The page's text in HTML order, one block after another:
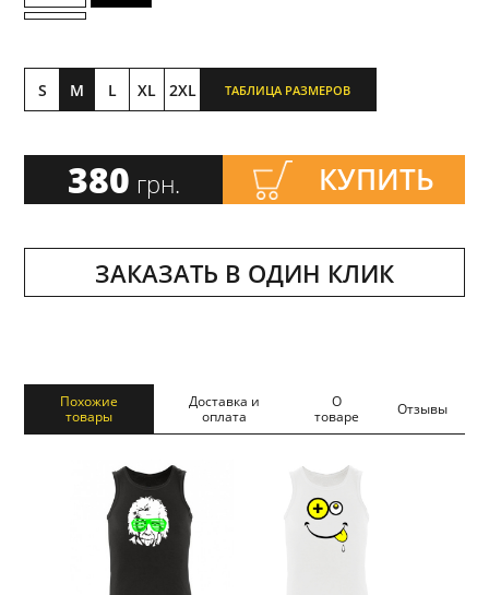
S M L XL 2XL ТАБЛИЦА РАЗМЕРОВ
380 грн. КУПИТЬ
ЗАКАЗАТЬ В ОДИН КЛИК
Похожие
товары
Доставка и
оплата
О
товаре
Отзывы